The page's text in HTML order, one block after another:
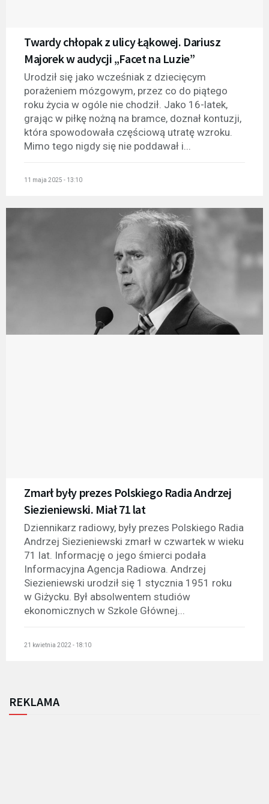
Twardy chłopak z ulicy Łąkowej. Dariusz
Majorek w audycji „Facet na Luzie”
Urodził się jako wcześniak z dziecięcym
porażeniem mózgowym, przez co do piątego
roku życia w ogóle nie chodził. Jako 16-latek,
grając w piłkę nożną na bramce, doznał kontuzji,
która spowodowała częściową utratę wzroku.
Mimo tego nigdy się nie poddawał i...
11 maja 2025 - 13:10
Zmarł były prezes Polskiego Radia Andrzej
Siezieniewski. Miał 71 lat
Dziennikarz radiowy, były prezes Polskiego Radia
Andrzej Siezieniewski zmarł w czwartek w wieku
71 lat. Informację o jego śmierci podała
Informacyjna Agencja Radiowa. Andrzej
Siezieniewski urodził się 1 stycznia 1951 roku
w Giżycku. Był absolwentem studiów
ekonomicznych w Szkole Głównej...
21 kwietnia 2022 - 18:10
REKLAMA